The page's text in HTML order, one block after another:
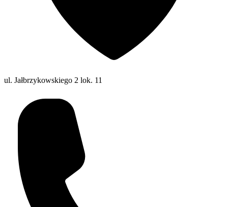
ul. Jałbrzykowskiego 2 lok. 11